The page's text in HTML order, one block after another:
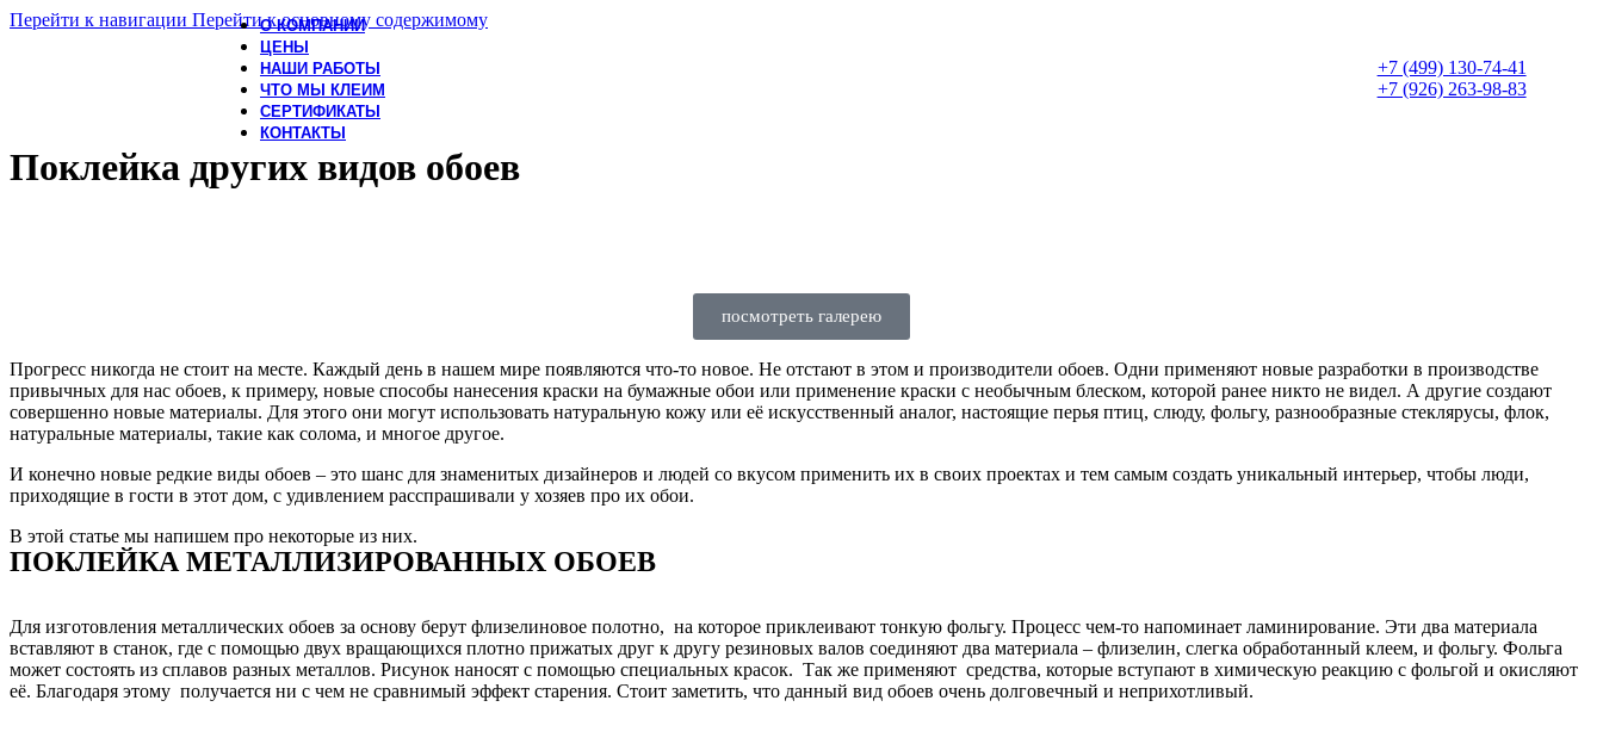
Перейти к навигации Перейти к основному содержимому
О КОМПАНИИ
ЦЕНЫ
НАШИ РАБОТЫ
ЧТО МЫ КЛЕИМ
СЕРТИФИКАТЫ
КОНТАКТЫ
+7 (499) 130-74-41
+7 (926) 263-98-83
Поклейка других видов обоев
посмотреть галерею
Прогресс никогда не стоит на месте. Каждый день в нашем мире появляются что-то новое. Не отстают в этом и производители обоев. Одни применяют новые разработки в производстве
привычных для нас обоев, к примеру, новые способы нанесения краски на бумажные обои или применение краски с необычным блеском, которой ранее никто не видел. А другие создают
совершенно новые материалы. Для этого они могут использовать натуральную кожу или её искусственный аналог, настоящие перья птиц, слюду, фольгу, разнообразные стеклярусы, флок,
натуральные материалы, такие как солома, и многое другое.
И конечно новые редкие виды обоев – это шанс для знаменитых дизайнеров и людей со вкусом применить их в своих проектах и тем самым создать уникальный интерьер, чтобы люди,
приходящие в гости в этот дом, с удивлением расспрашивали у хозяев про их обои.
В этой статье мы напишем про некоторые из них.
ПОКЛЕЙКА МЕТАЛЛИЗИРОВАННЫХ ОБОЕВ
Для изготовления металлических обоев за основу берут флизелиновое полотно, на которое приклеивают тонкую фольгу. Процесс чем-то напоминает ламинирование. Эти два материала
вставляют в станок, где с помощью двух вращающихся плотно прижатых друг к другу резиновых валов соединяют два материала – флизелин, слегка обработанный клеем, и фольгу. Фольга
может состоять из сплавов разных металлов. Рисунок наносят с помощью специальных красок. Так же применяют средства, которые вступают в химическую реакцию с фольгой и окисляют
её. Благодаря этому получается ни с чем не сравнимый эффект старения. Стоит заметить, что данный вид обоев очень долговечный и неприхотливый.